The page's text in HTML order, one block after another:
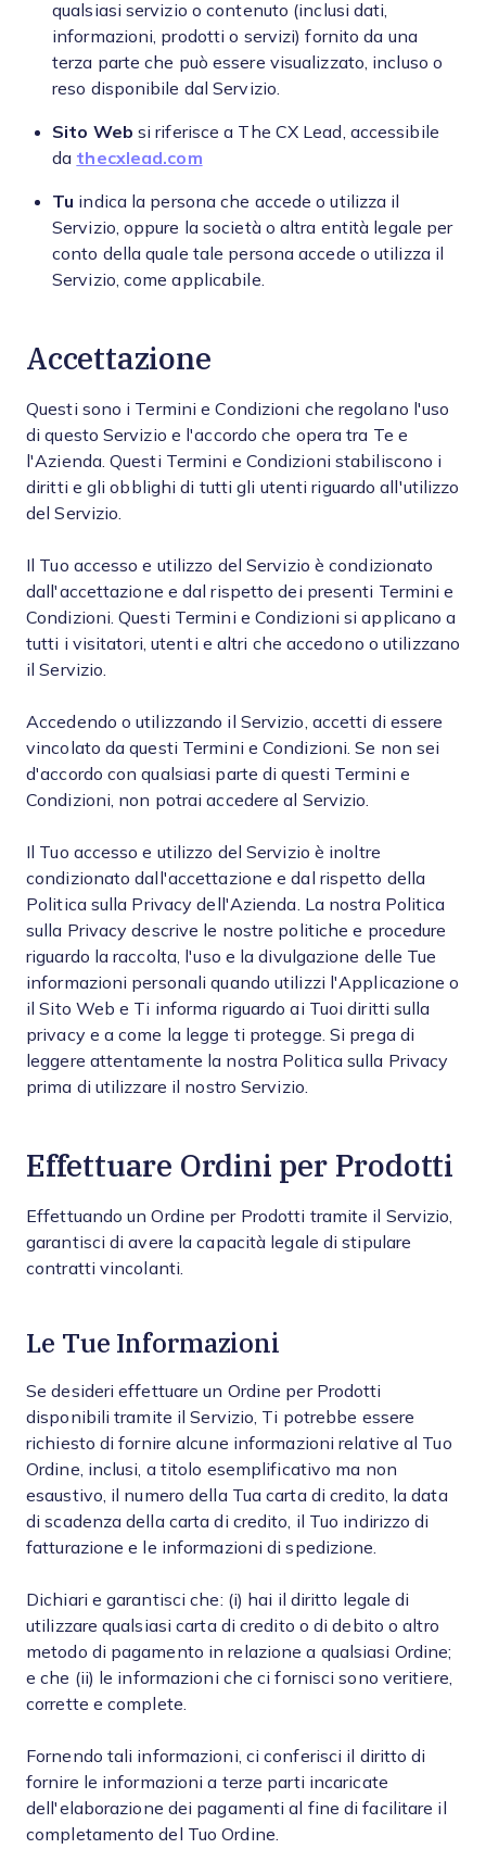
qualsiasi servizio o contenuto (inclusi dati,
informazioni, prodotti o servizi) fornito da una
terza parte che può essere visualizzato, incluso o
reso disponibile dal Servizio.
Sito Web si riferisce a The CX Lead, accessibile
da thecxlead.com
Tu indica la persona che accede o utilizza il
Servizio, oppure la società o altra entità legale per
conto della quale tale persona accede o utilizza il
Servizio, come applicabile.
Accettazione
Questi sono i Termini e Condizioni che regolano l'uso
di questo Servizio e l'accordo che opera tra Te e
l'Azienda. Questi Termini e Condizioni stabiliscono i
diritti e gli obblighi di tutti gli utenti riguardo all'utilizzo
del Servizio.
Il Tuo accesso e utilizzo del Servizio è condizionato
dall'accettazione e dal rispetto dei presenti Termini e
Condizioni. Questi Termini e Condizioni si applicano a
tutti i visitatori, utenti e altri che accedono o utilizzano
il Servizio.
Accedendo o utilizzando il Servizio, accetti di essere
vincolato da questi Termini e Condizioni. Se non sei
d'accordo con qualsiasi parte di questi Termini e
Condizioni, non potrai accedere al Servizio.
Il Tuo accesso e utilizzo del Servizio è inoltre
condizionato dall'accettazione e dal rispetto della
Politica sulla Privacy dell'Azienda. La nostra Politica
sulla Privacy descrive le nostre politiche e procedure
riguardo la raccolta, l'uso e la divulgazione delle Tue
informazioni personali quando utilizzi l'Applicazione o
il Sito Web e Ti informa riguardo ai Tuoi diritti sulla
privacy e a come la legge ti protegge. Si prega di
leggere attentamente la nostra Politica sulla Privacy
prima di utilizzare il nostro Servizio.
Effettuare Ordini per Prodotti
Effettuando un Ordine per Prodotti tramite il Servizio,
garantisci di avere la capacità legale di stipulare
contratti vincolanti.
Le Tue Informazioni
Se desideri effettuare un Ordine per Prodotti
disponibili tramite il Servizio, Ti potrebbe essere
richiesto di fornire alcune informazioni relative al Tuo
Ordine, inclusi, a titolo esemplificativo ma non
esaustivo, il numero della Tua carta di credito, la data
di scadenza della carta di credito, il Tuo indirizzo di
fatturazione e le informazioni di spedizione.
Dichiari e garantisci che: (i) hai il diritto legale di
utilizzare qualsiasi carta di credito o di debito o altro
metodo di pagamento in relazione a qualsiasi Ordine;
e che (ii) le informazioni che ci fornisci sono veritiere,
corrette e complete.
Fornendo tali informazioni, ci conferisci il diritto di
fornire le informazioni a terze parti incaricate
dell'elaborazione dei pagamenti al fine di facilitare il
completamento del Tuo Ordine.